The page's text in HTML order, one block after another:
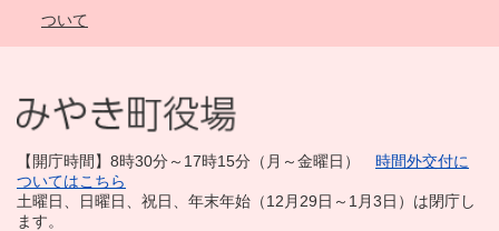
ついて
【開庁時間】8時30分～17時15分（月～金曜日） 時間外交付に
ついてはこちら
土曜日、日曜日、祝日、年末年始（12月29日～1月3日）は閉庁し
ます。